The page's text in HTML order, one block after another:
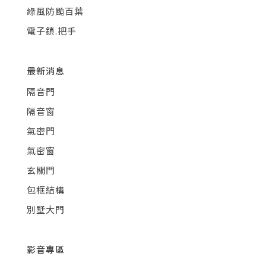
綠風防颱百葉
電子鎖.把手
最新消息
隔音門
隔音窗
氣密門
氣密窗
玄關門
包框結構
別墅大門
影音專區